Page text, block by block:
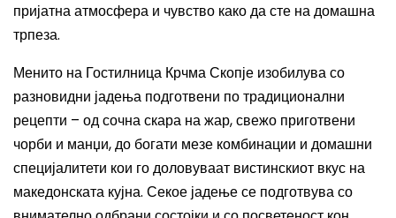
пријатна атмосфера и чувство како да сте на домашна
трпеза.
Менито на Гостилница Крчма Скопје изобилува со
разновидни јадења подготвени по традиционални
рецепти – од сочна скара на жар, свежо приготвени
чорби и манџи, до богати мезе комбинации и домашни
специјалитети кои го доловуваат вистинскиот вкус на
македонската кујна. Секое јадење се подготвува со